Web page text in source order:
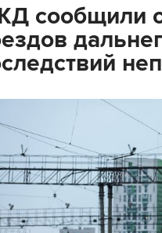
сообщили